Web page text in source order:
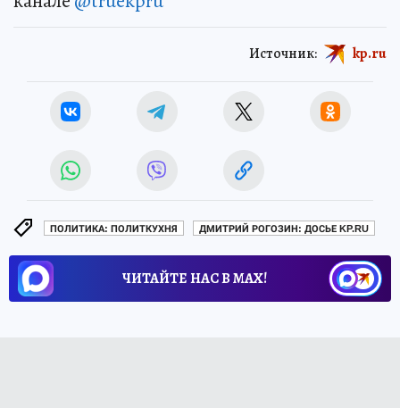
Источник: kp.ru
ПОЛИТИКА: ПОЛИТКУХНЯ ДМИТРИЙ РОГОЗИН: ДОСЬЕ KP.RU
ЧИТАЙТЕ НАС В МАХ!